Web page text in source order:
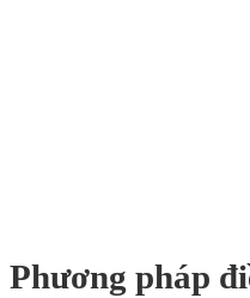
Phương pháp